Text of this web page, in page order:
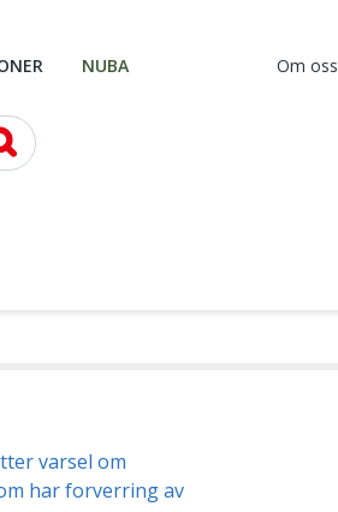
NUBA Om oss
varsel om
har forverring av